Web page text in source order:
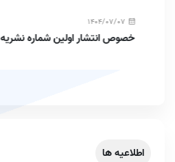
1404/07/07
خصوص انتشار اولین شماره نشریه
اطلاعیه ها